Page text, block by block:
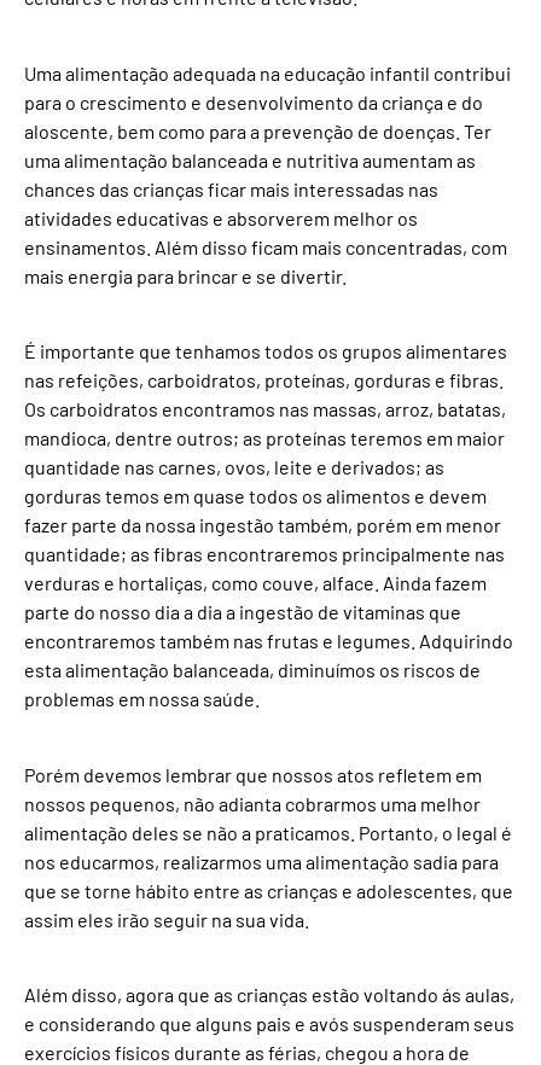
Uma alimentação adequada na educação infantil contribui
para o crescimento e desenvolvimento da criança e do
aloscente, bem como para a prevenção de doenças. Ter
uma alimentação balanceada e nutritiva aumentam as
chances das crianças ficar mais interessadas nas
atividades educativas e absorverem melhor os
ensinamentos. Além disso ficam mais concentradas, com
mais energia para brincar e se divertir.
É importante que tenhamos todos os grupos alimentares
nas refeições, carboidratos, proteínas, gorduras e fibras.
Os carboidratos encontramos nas massas, arroz, batatas,
mandioca, dentre outros; as proteínas teremos em maior
quantidade nas carnes, ovos, leite e derivados; as
gorduras temos em quase todos os alimentos e devem
fazer parte da nossa ingestão também, porém em menor
quantidade; as fibras encontraremos principalmente nas
verduras e hortaliças, como couve, alface. Ainda fazem
parte do nosso dia a dia a ingestão de vitaminas que
encontraremos também nas frutas e legumes. Adquirindo
esta alimentação balanceada, diminuímos os riscos de
problemas em nossa saúde.
Porém devemos lembrar que nossos atos refletem em
nossos pequenos, não adianta cobrarmos uma melhor
alimentação deles se não a praticamos. Portanto, o legal é
nos educarmos, realizarmos uma alimentação sadia para
que se torne hábito entre as crianças e adolescentes, que
assim eles irão seguir na sua vida.
Além disso, agora que as crianças estão voltando ás aulas,
e considerando que alguns pais e avós suspenderam seus
exercícios físicos durante as férias, chegou a hora de